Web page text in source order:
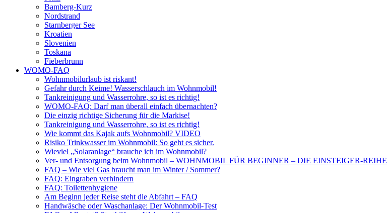
Bamberg-Kurz
Nordstrand
Starnberger See
Kroatien
Slovenien
Toskana
Fieberbrunn
WOMO-FAQ
Wohnmobilurlaub ist riskant!
Gefahr durch Keime! Wasserschlauch im Wohnmobil!
Tankreinigung und Wasserrohre, so ist es richtig!
WOMO-FAQ: Darf man überall einfach übernachten?
Die einzig richtige Sicherung für die Markise!
Tankreinigung und Wasserrohre, so ist es richtig!
Wie kommt das Kajak aufs Wohnmobil? VIDEO
Risiko Trinkwasser im Wohnmobil: So geht es sicher.
Wieviel „Solaranlage“ brauche ich im Wohnmobil?
Ver- und Entsorgung beim Wohnmobil – WOHNMOBIL FÜR BEGINNER – DIE EINSTEIGER-REIHE
FAQ – Wie viel Gas braucht man im Winter / Sommer?
FAQ: Eingraben verhindern
FAQ: Toilettenhygiene
Am Beginn jeder Reise steht die Abfahrt – FAQ
Handwäsche oder Waschanlage: Der Wohnmobil-Test